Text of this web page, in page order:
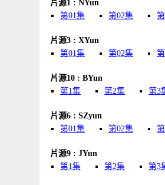
片源1 : NYun
第01集
第02集
片源3 : XYun
第01集
第02集
片源10 : BYun
第1集
第2集 第3
片源6 : SZyun
第01集
第02集
片源9 : JYun
第1集
第2集 第3